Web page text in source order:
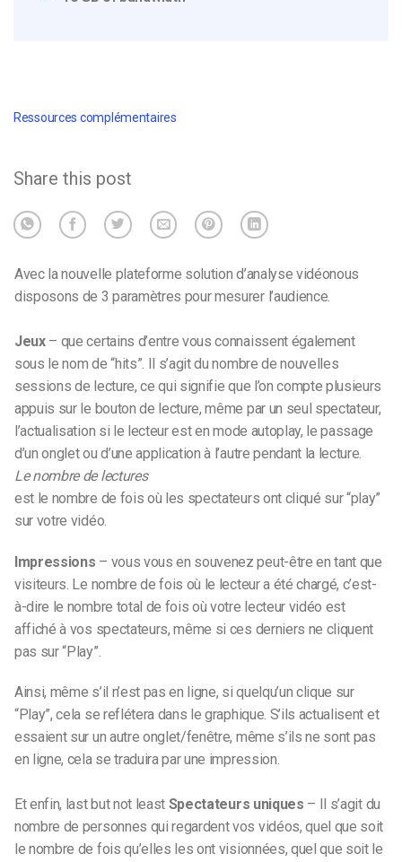
Ressources complémentaires
Share this post
Avec la nouvelle plateforme solution d’analyse vidéonous
disposons de 3 paramètres pour mesurer l’audience.
Jeux– que certains d’entre vous connaissent également
sous le nom de “hits”. Il s’agit du nombre de nouvelles
sessions de lecture, ce qui signifie que l’on compte plusieurs
appuis sur le bouton de lecture, même par un seul spectateur,
l’actualisation si le lecteur est en mode autoplay, le passage
d’un onglet ou d’une application à l’autre pendant la lecture.
Le nombre de lectures
est le nombre de fois où les spectateurs ont cliqué sur “play”
sur votre vidéo.
Impressions – vous vous en souvenez peut-être en tant que
visiteurs. Le nombre de fois où le lecteur a été chargé, c’est-
à-dire le nombre total de fois où votre lecteur vidéo est
affiché à vos spectateurs, même si ces derniers ne cliquent
pas sur “Play”.
Ainsi, même s’il n’est pas en ligne, si quelqu’un clique sur
“Play”, cela se reflétera dans le graphique. S’ils actualisent et
essaient sur un autre onglet/fenêtre, même s’ils ne sont pas
en ligne, cela se traduira par une impression.
Et enfin, last but not least Spectateurs uniques – Il s’agit du
nombre de personnes qui regardent vos vidéos, quel que soit
le nombre de fois qu’elles les ont visionnées, quel que soit le